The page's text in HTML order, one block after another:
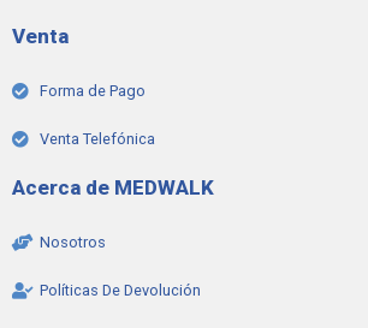
Venta
Forma de Pago
Venta Telefónica
Acerca de MEDWALK
Nosotros
Políticas De Devolución